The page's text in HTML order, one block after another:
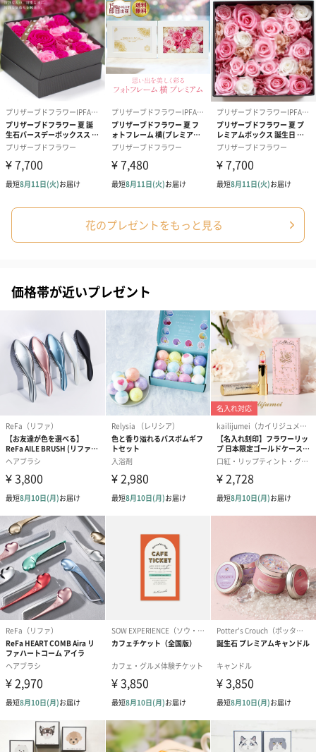
アールグレイ（HAPPY
BIRTHDAY TO YOU）
（660円）
アールグレイティー
（660円）
フルーツティ
円）
スイーツ
です。
ゼリーバウム カット
（レモン＆紅茶）（432
円）
麦わらパンダバウム
（バナナ味）（540円）
3層デザート
ェ〜国産フル
り〜 3号（864
スキンケアグッズ
スキンケアグッズを同梱してお届けします。
ハンドクリーム3本セッ
ト【ありがとう】
（1,100円）
シャワージェル＆ハン
レープフルーツ）
（2,145円）
シャワージェ
ドクリーム（
ッシュローズ
円）
リラックスグッズ
花のプレゼントをもっと見る
価格帯が近いプレゼント